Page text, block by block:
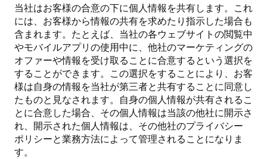
当社はお客様の合意の下に個人情報を共有します。これ
には、お客様から情報の共有を求めたり指示した場合も
含まれます。たとえば、当社の各ウェブサイトの閲覧中
やモバイルアプリの使用中に、他社のマーケティングの
オファーや情報を受け取ることに合意するという選択を
することができます。 この選択をすることにより、お客
様は自身の情報を当社が第三者と共有することに同意し
たものと見なされます。自身の個人情報が共有されるこ
とに合意した場合、その個人情報は当該の他社に開示さ
れ、開示された個人情報は、その他社のプライバシー
ポリシーと業務方法によって管理されることになりま
す。